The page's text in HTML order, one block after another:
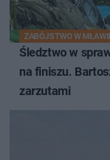
ZABÓJSTWO W
Śledztwo w
na finiszu.
zarzutami